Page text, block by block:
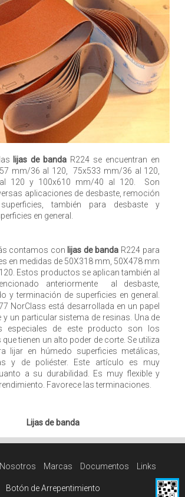
lijas de banda R224 se encuentran en
mm/36 al 120, 75x533 mm/36 al 120,
120 y 100x610 mm/40 al 120. Son
aplicaciones de desbaste, remoción
también para desbaste y
en general.
contamos con lijas de banda R224 para
en medidas de 50X318 mm, 50X478 mm
Estos productos se aplican también al
anteriormente al desbaste,
y terminación de superficies en general.
NorClass está desarrollada en un papel
y un particular sistema de resinas. Una de
especiales de este producto son los
tienen un alto poder de corte. Se utiliza
lijar en húmedo superficies metálicas,
y de poliéster. Este artículo es muy
a su durabilidad. Es muy flexible y
Favorece las terminaciones.
Lijas de banda
Nosotros Marcas Documentos Links
Botón de Arrepentimiento